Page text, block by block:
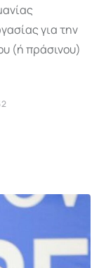
για την
(ή πράσινου)